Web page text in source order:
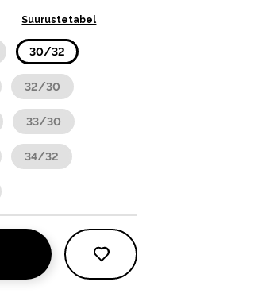
Suurustetabel
30/32
32/30
33/30
34/32